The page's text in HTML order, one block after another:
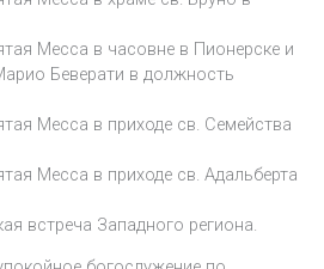
Месса в часовне в Пионерске и
Беверати в должность
Месса в приходе св. Семейства
Месса в приходе св. Адальберта
встреча Западного региона.